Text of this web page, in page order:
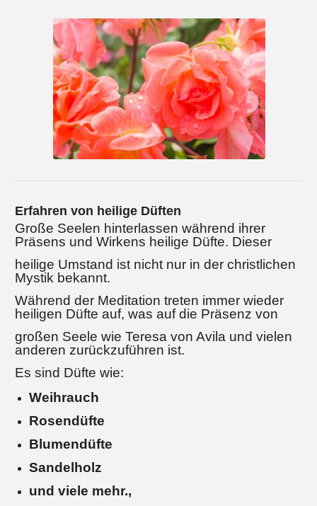
Erfahren von heilige Düften
Große Seelen hinterlassen während ihrer
Präsens und Wirkens heilige Düfte. Dieser
heilige Umstand ist nicht nur in der christlichen
Mystik bekannt.
Während der Meditation treten immer wieder
heiligen Düfte auf, was auf die Präsenz von
großen Seele wie Teresa von Avila und vielen
anderen zurückzuführen ist.
Es sind Düfte wie:
Weihrauch
Rosendüfte
Blumendüfte
Sandelholz
und viele mehr.,